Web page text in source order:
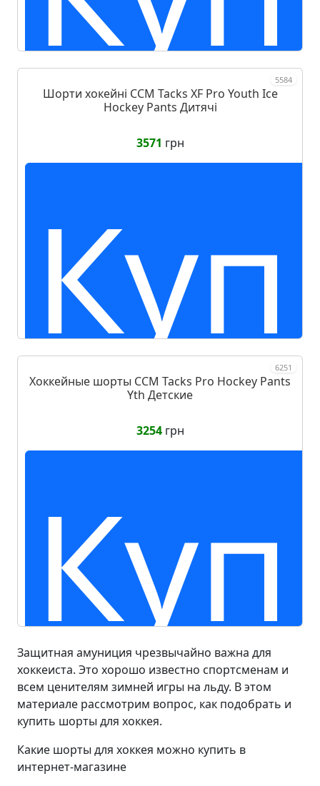
5584
Шорти хокейні CCM Tacks XF Pro Youth Ice
Hockey Pants Дитячі
3571 грн
6251
Хоккейные шорты CCM Tacks Pro Hockey Pants
Yth Детские
3254грн
Защитная амуниция чрезвычайно важна для
хоккеиста. Это хорошо известно спортсменам и
всем ценителям зимней игры на льду. В этом
материале рассмотрим вопрос, как подобрать и
купить шорты для хоккея.
Какие шорты для хоккея можно купить в
интернет-магазине